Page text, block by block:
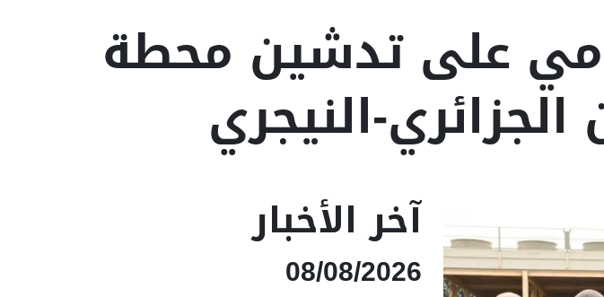
على تدشين محطة
النيجري
آخر الأخبار
08/08/2026